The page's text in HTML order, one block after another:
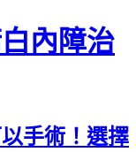
內障治
手術！選擇